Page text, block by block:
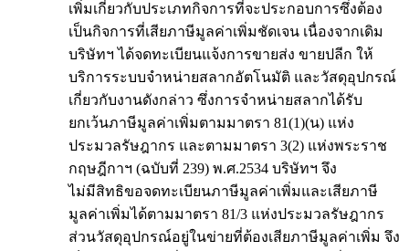
เพิ่มเกี่ยวกับประเภทกิจการที่จะประกอบการซึ่งต้อง
เป็นกิจการที่เสียภาษีมูลค่าเพิ่มชัดเจน เนื่องจากเดิม
บริษัทฯ ได้จดทะเบียนแจ้งการขายส่ง ขายปลีก ให้
บริการระบบจำหน่ายสลากอัตโนมัติ และวัสดุอุปกรณ์
เกี่ยวกับงานดังกล่าว ซึ่งการจำหน่ายสลากได้รับ
ยกเว้นภาษีมูลค่าเพิ่มตามมาตรา 81(1)(น) แห่ง
ประมวลรัษฎากร และตามมาตรา 3(2) แห่งพระราช
กฤษฎีกาฯ (ฉบับที่ 239) พ.ศ.2534 บริษัทฯ จึง
ไม่มีสิทธิขอจดทะเบียนภาษีมูลค่าเพิ่มและเสียภาษี
มูลค่าเพิ่มได้ตามมาตรา 81/3 แห่งประมวลรัษฎากร
ส่วนวัสดุอุปกรณ์อยู่ในข่ายที่ต้องเสียภาษีมูลค่าเพิ่ม จึง